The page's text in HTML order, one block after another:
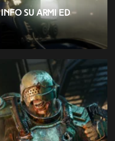
su armi ed